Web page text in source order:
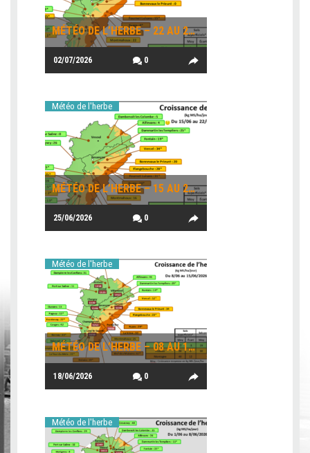
MÉTÉO DE L’HERBE – 22 AU 29 JUIN
02/07/2026 0
Météo de l'herbe
MÉTÉO DE L’HERBE – 15 AU 22 JUIN 2026
25/06/2026 0
Météo de l'herbe
MÉTÉO DE L’HERBE – 08 AU 15 JUIN 2026
18/06/2026 0
Météo de l'herbe